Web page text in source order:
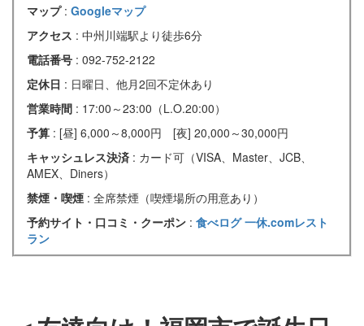
マップ : Googleマップ
アクセス : 中州川端駅より徒歩6分
電話番号 : 092-752-2122
定休日 : 日曜日、他月2回不定休あり
営業時間 : 17:00～23:00（L.O.20:00）
予算 : [昼] 6,000～8,000円 [夜] 20,000～30,000円
キャッシュレス決済 : カード可（VISA、Master、JCB、
AMEX、Diners）
禁煙・喫煙 : 全席禁煙（喫煙場所の用意あり）
予約サイト・口コミ・クーポン : 食べログ一休.comレスト
ラン